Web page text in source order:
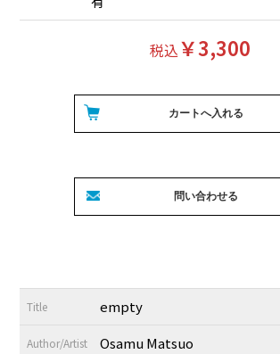
税込￥3,300
Title empty
Author/Artist Osamu Matsuo